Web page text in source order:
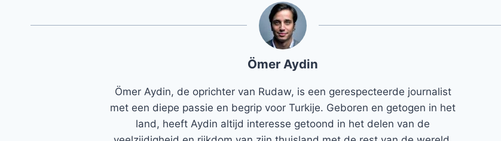
Ömer Aydin
Ömer Aydin, de oprichter van Rudaw, is een gerespecteerde journalist
met een diepe passie en begrip voor Turkije. Geboren en getogen in het
land, heeft Aydin altijd interesse getoond in het delen van de